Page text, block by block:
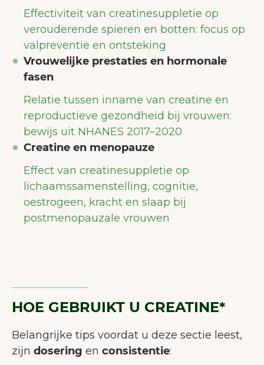
Effectiviteit van creatinesuppletie op
verouderende spieren en botten: focus op
valpreventie en ontsteking
Vrouwelijke prestaties en hormonale
fasen
Relatie tussen inname van creatine en
reproductieve gezondheid bij vrouwen:
bewijs uit NHANES 2017–2020
Creatine en menopauze
Effect van creatinesuppletie op
lichaamssamenstelling, cognitie,
oestrogeen, kracht en slaap bij
postmenopauzale vrouwen
HOE GEBRUIKT U CREATINE*
Belangrijke tips voordat u deze sectie leest,
zijn dosering en consistentie: